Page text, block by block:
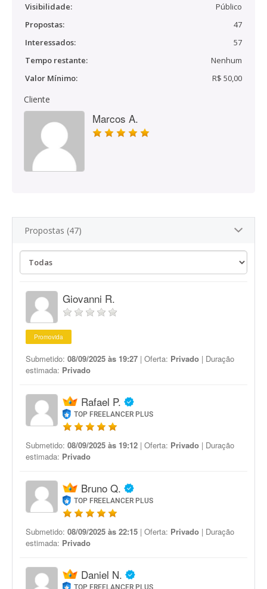
Visibilidade:
Público
Propostas:
47
Interessados:
57
Tempo restante:
Nenhum
Valor Mínimo:
R$ 50,00
Cliente
Marcos A.
Propostas (47)
Giovanni R.
Promovida
Submetido: 08/09/2025 às 19:27 | Oferta: Privado | Duração
estimada: Privado
Rafael P.
TOP FREELANCER PLUS
Submetido: 08/09/2025 às 19:12 | Oferta: Privado | Duração
estimada: Privado
Bruno Q.
TOP FREELANCER PLUS
Submetido: 08/09/2025 às 22:15 | Oferta: Privado | Duração
estimada: Privado
Daniel N.
TOP FREELANCER PLUS